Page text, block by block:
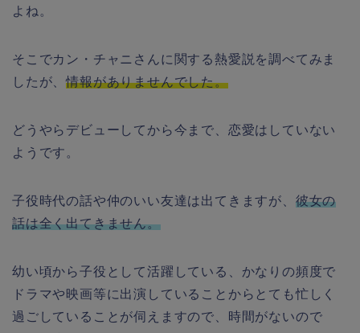
よね。
そこでカン・チャニさんに関する熱愛説を調べてみま
したが、情報がありませんでした。
どうやらデビューしてから今まで、恋愛はしていない
ようです。
子役時代の話や仲のいい友達は出てきますが、 彼女の
話は全く出てきません。
幼い頃から子役として活躍している、かなりの頻度で
ドラマや映画等に出演していることからとても忙しく
過ごしていることが伺えますので、時間がないので